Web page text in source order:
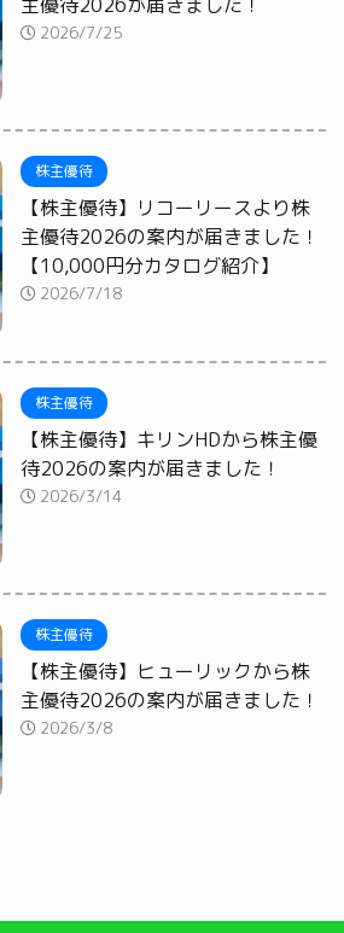
2026/7/25
株主優待
【株主優待】リコーリースより株
主優待2026の案内が届きました！
【10,000円分カタログ紹介】
2026/7/18
株主優待
【株主優待】キリンHDから株主優
待2026の案内が届きました！
2026/3/14
株主優待
【株主優待】ヒューリックから株
主優待2026の案内が届きました！
2026/3/8